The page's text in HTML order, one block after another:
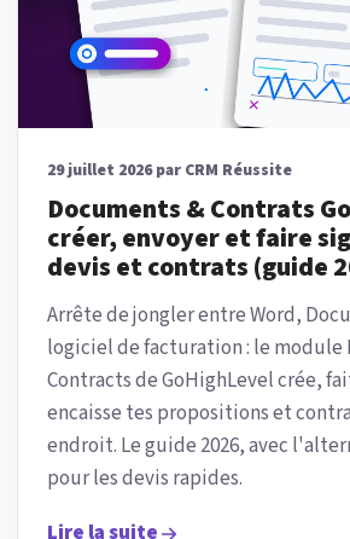
29 juillet 2026 par CRM Réussite
Documents & Contrats
créer, envoyer et faire
devis et contrats (guide
Arrête de jongler entre Word,
logiciel de facturation : le module
Contracts de GoHighLevel crée,
encaisse tes propositions et
endroit. Le guide 2026, avec
pour les devis rapides.
Lire la suite